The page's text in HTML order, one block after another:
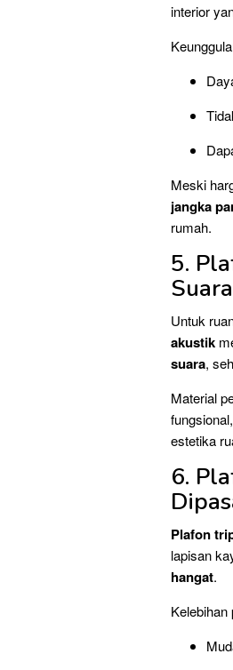
interior
Meski
jangka
rumah.
5.
Suara
Untuk
akustik
suara,
Material
estetika
6.
Plafon
lapisan
hangat.
Kelebihan